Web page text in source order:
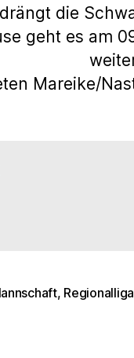
die
geht es am
Mareike/
, Regionalliga